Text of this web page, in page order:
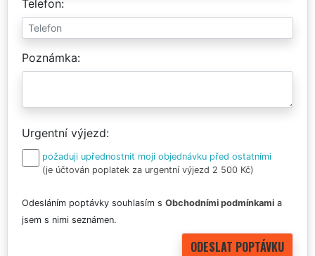
Telefon
Poznámka
Urgentní výjezd
požaduji upřednostnit moji objednávku před ostatními
(je účtován poplatek za urgentní výjezd 2 500 Kč)
Odesláním poptávky souhlasím s Obchodními podmínkami a
jsem s nimi seznámen.